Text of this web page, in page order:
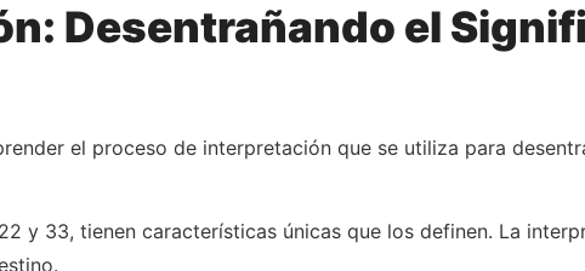
Desentrañando el
el proceso de interpretación que se utiliza para
y 33, tienen características únicas que los definen. La